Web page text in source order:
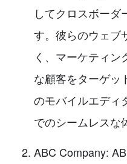
してクロスボーダ
す。彼らのウェブ
く、マーケティン
な顧客をターゲッ
のモバイルエディ
でのシームレスな
ABC Company: